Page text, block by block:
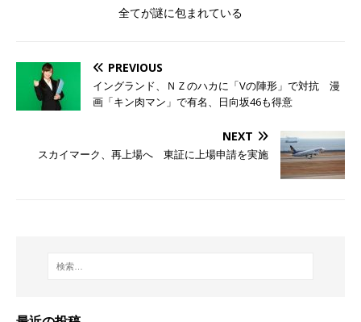
全てが謎に包まれている
PREVIOUS
イングランド、ＮＺのハカに「Vの陣形」で対抗 漫
画「キン肉マン」で有名、日向坂46も得意
NEXT
スカイマーク、再上場へ 東証に上場申請を実施